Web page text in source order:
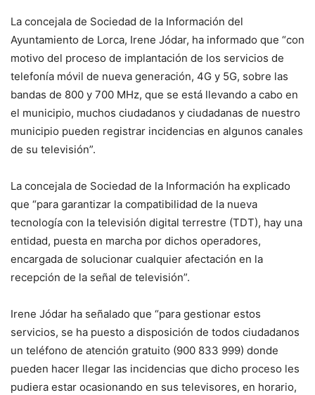
La concejala de Sociedad de la Información del
Ayuntamiento de Lorca, Irene Jódar, ha informado que “con
motivo del proceso de implantación de los servicios de
telefonía móvil de nueva generación, 4G y 5G, sobre las
bandas de 800 y 700 MHz, que se está llevando a cabo en
el municipio, muchos ciudadanos y ciudadanas de nuestro
municipio pueden registrar incidencias en algunos canales
de su televisión”.
La concejala de Sociedad de la Información ha explicado
que “para garantizar la compatibilidad de la nueva
tecnología con la televisión digital terrestre (TDT), hay una
entidad, puesta en marcha por dichos operadores,
encargada de solucionar cualquier afectación en la
recepción de la señal de televisión”.
Irene Jódar ha señalado que “para gestionar estos
servicios, se ha puesto a disposición de todos ciudadanos
un teléfono de atención gratuito (900 833 999) donde
pueden hacer llegar las incidencias que dicho proceso les
pudiera estar ocasionando en sus televisores, en horario,